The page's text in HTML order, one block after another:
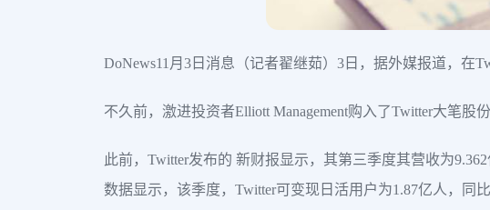
DoNews11月3日消息（记者翟继茹）3日，据外媒报道，在
不久前，激进投资者Elliott Management购入了Twitter大笔
此前，Twitter发布的 新财报显示，其第三季度其营收为
数据显示，该季度，Twitter可变现日活用户为1.87亿人，同